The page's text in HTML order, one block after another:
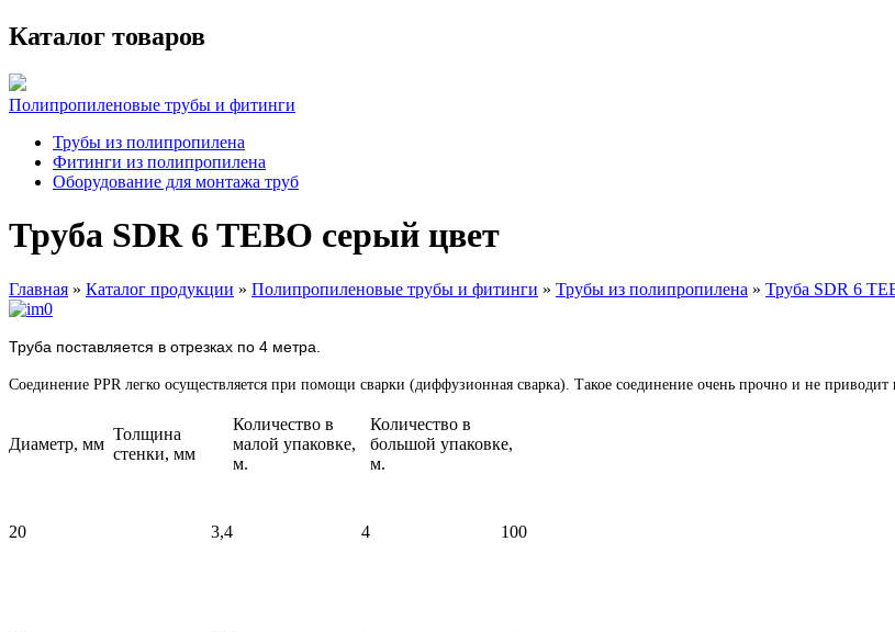
Каталог товаров
Полипропиленовые трубы и фитинги
Трубы из полипропилена
Фитинги из полипропилена
Оборудование для монтажа труб
Труба SDR 6 TEBO серый цвет
Главная » Каталог продукции » Полипропиленовые трубы и фитинги » Трубы из полипропилена » Труба SDR 6
Труба поставляется в отрезках по 4 метра.
Соединение PPR легко осуществляется при помощи сварки (диффузионная сварка). Такое соединение очень прочно и не
Диаметр, мм
Толщина
стенки, мм
Количество в
малой упаковке,
м.
Количество в
большой упаковке,
м.
20 3,4 4 100